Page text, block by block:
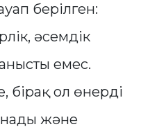
берілген:
әсемдік
емес.
бірақ ол өнерді
және